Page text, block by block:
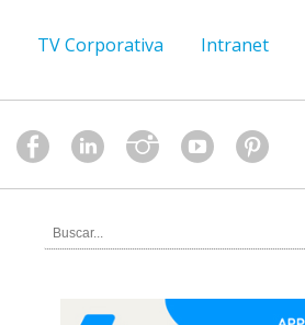
TV Corporativa Intranet